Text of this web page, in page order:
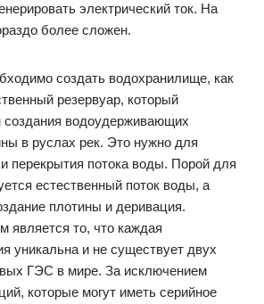
электрический ток. На
более сложен.
создать водохранилище, как
резервуар, который
водоудерживающих
в руслах рек. Это нужно для
перекрытия потока воды. Порой для
естественный поток воды, а
плотины и деривация.
то, что каждая
уникальна и не существует двух
ГЭС в мире. За исключением
которые могут иметь серийное